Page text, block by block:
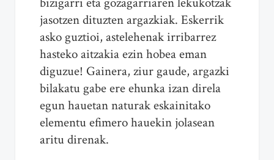
jasotzen dituzten argazkiak. Eskerrik
asko guztioi, astelehenak irribarrez
hasteko aitzakia ezin hobea eman
diguzue! Gainera, ziur gaude, argazki
bilakatu gabe ere ehunka izan direla
egun hauetan naturak eskainitako
elementu efimero hauekin jolasean
aritu direnak.